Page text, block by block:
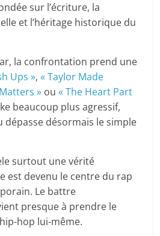
sur l’écriture, la
et l’héritage historique du
la confrontation prend une
Ups »,« Taylor Made
» ou« The Heart Part
beaucoup plus agressif,
dépasse désormais le simple
surtout une vérité
est devenu le centre du rap
Le battre
presque à prendre le
hop lui-même.